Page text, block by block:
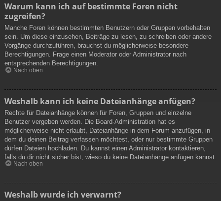
Warum kann ich auf bestimmte Foren nicht
zugreifen?
Manche Foren können bestimmten Benutzern oder Gruppen vorbehalten
sein. Um diese einzusehen, Beiträge zu lesen, zu schreiben oder andere
Vorgänge durchzuführen, brauchst du möglicherweise besondere
Berechtigungen. Frage einen Moderator oder Administrator nach
entsprechenden Berechtigungen.
Nach oben
Weshalb kann ich keine Dateianhänge anfügen?
Rechte für Dateianhänge können für Foren, Gruppen und einzelne
Benutzer vergeben werden. Die Board-Administration hat es
möglicherweise nicht erlaubt, Dateianhänge in dem Forum anzufügen, in
dem du deinen Beitrag verfassen möchtest, oder nur bestimmte Gruppen
dürfen Dateien hochladen. Du kannst einen Administrator kontaktieren,
falls du dir nicht sicher bist, wieso du keine Dateianhänge anfügen kannst.
Nach oben
Weshalb wurde ich verwarnt?